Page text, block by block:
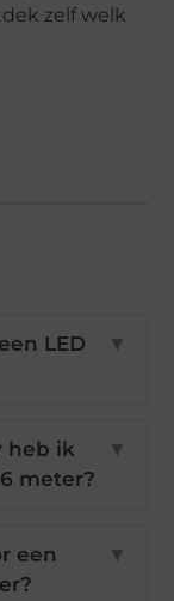
zelf welk
LED
▼
heb ik
meter?
▼
een
▼